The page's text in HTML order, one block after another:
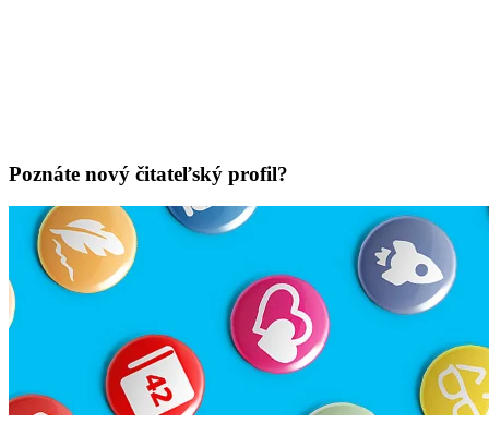
Poznáte nový čitateľský profil?